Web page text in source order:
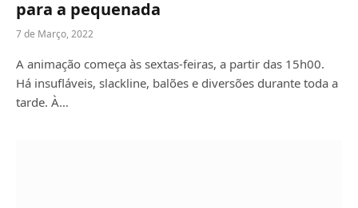
para a pequenada
7 de Março, 2022
A animação começa às sextas-feiras, a partir das 15h00.
Há insufláveis, slackline, balões e diversões durante toda a
tarde. À…